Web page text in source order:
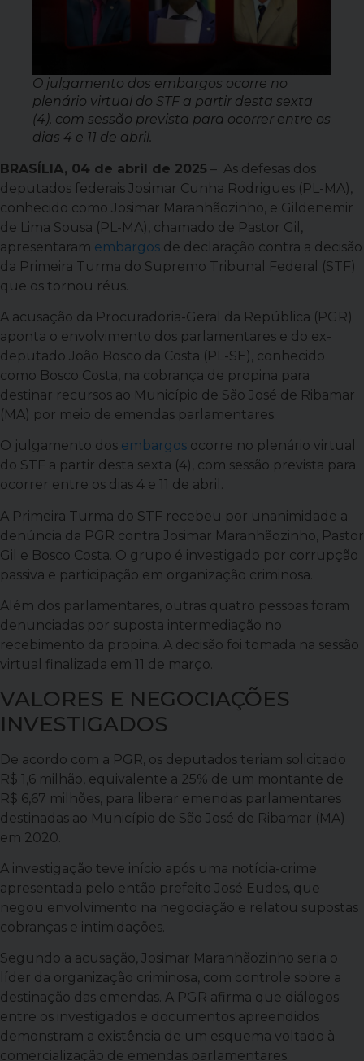
O julgamento dos embargos ocorre no
plenário virtual do STF a partir desta sexta
(4), com sessão prevista para ocorrer entre os
dias 4 e 11 de abril.
BRASÍLIA, 04 de abril de 2025 – As defesas dos
deputados federais Josimar Cunha Rodrigues (PL-MA),
conhecido como Josimar Maranhãozinho, e Gildenemir
de Lima Sousa (PL-MA), chamado de Pastor Gil,
apresentaram embargos de declaração contra a decisão
da Primeira Turma do Supremo Tribunal Federal (STF)
que os tornou réus.
A acusação da Procuradoria-Geral da República (PGR)
aponta o envolvimento dos parlamentares e do ex-
deputado João Bosco da Costa (PL-SE), conhecido
como Bosco Costa, na cobrança de propina para
destinar recursos ao Município de São José de Ribamar
(MA) por meio de emendas parlamentares.
O julgamento dos embargos ocorre no plenário virtual
do STF a partir desta sexta (4), com sessão prevista para
ocorrer entre os dias 4 e 11 de abril.
A Primeira Turma do STF recebeu por unanimidade a
denúncia da PGR contra Josimar Maranhãozinho, Pastor
Gil e Bosco Costa. O grupo é investigado por corrupção
passiva e participação em organização criminosa.
Além dos parlamentares, outras quatro pessoas foram
denunciadas por suposta intermediação no
recebimento da propina. A decisão foi tomada na sessão
virtual finalizada em 11 de março.
VALORES E NEGOCIAÇÕES
INVESTIGADOS
De acordo com a PGR, os deputados teriam solicitado
R$ 1,6 milhão, equivalente a 25% de um montante de
R$ 6,67 milhões, para liberar emendas parlamentares
destinadas ao Município de São José de Ribamar (MA)
em 2020.
A investigação teve início após uma notícia-crime
apresentada pelo então prefeito José Eudes, que
negou envolvimento na negociação e relatou supostas
cobranças e intimidações.
Segundo a acusação, Josimar Maranhãozinho seria o
líder da organização criminosa, com controle sobre a
destinação das emendas. A PGR afirma que diálogos
entre os investigados e documentos apreendidos
demonstram a existência de um esquema voltado à
comercialização de emendas parlamentares.